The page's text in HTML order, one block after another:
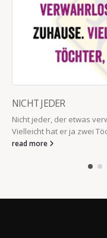
NICHT JEDER
Nicht jeder, der etwas
Vielleicht hat er ja zwei
read more